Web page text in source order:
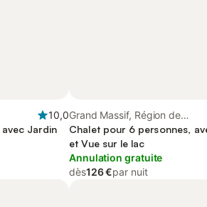
10,0
Jardin
Grand Massif, Région de
Bonneville
Chalet pour 6 personnes,
et Vue sur le lac
Annulation gratuite
dès126 €par nuit